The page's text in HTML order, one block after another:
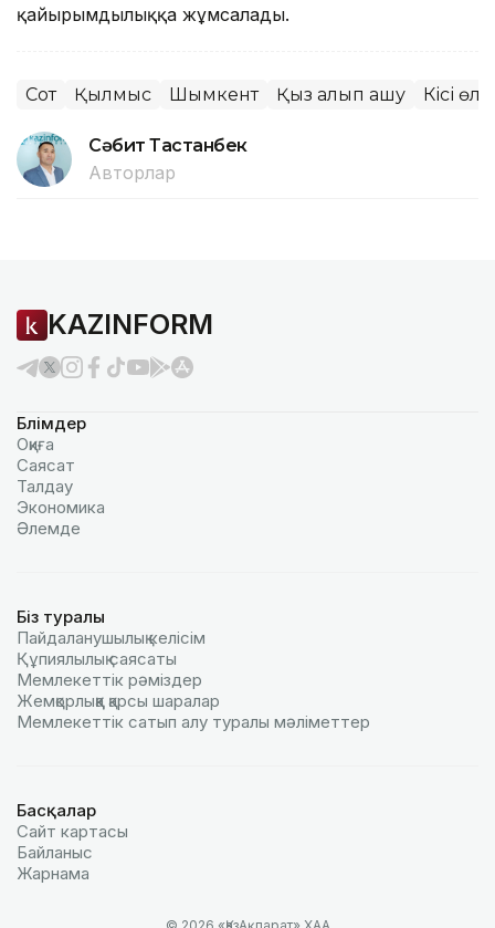
қайырымдылыққа жұмсалады.
Сот Қылмыс Шымкент Қыз алып қашу Кісі
Сәбит Тастанбек
Авторлар
KAZINFORM
Бөлімдер
Оқиға
Саясат
Талдау
Экономика
Әлемде
Біз туралы
Пайдаланушылық келiciм
Құпиялылық саясаты
Мемлекеттік рәміздер
Жемқорлыққа қарсы шаралар
Мемлекеттік сатып алу туралы мәлiметтер
Басқалар
Сайт картасы
Байланыс
Жарнама